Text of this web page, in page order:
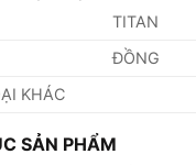
TITAN
ĐỒNG
KHÁC
SẢN PHẨM